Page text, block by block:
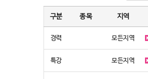
구분 종목 지역
경력 모든지역
특강 모든지역